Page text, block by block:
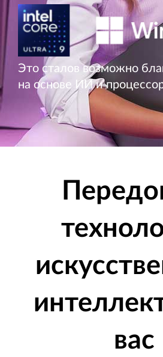
Это сталов возможно
на основе ИИ и
вас